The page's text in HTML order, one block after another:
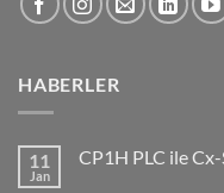
HABERLER
11
Jan
CP1H PLC ile